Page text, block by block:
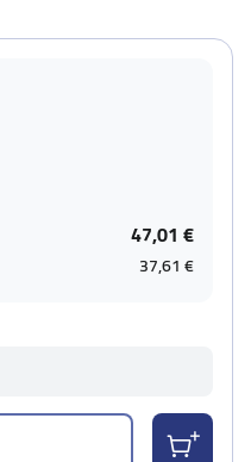
47,01 €
37,61 €